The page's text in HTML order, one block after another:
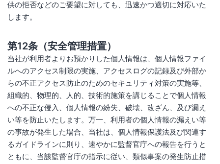
供の拒否などのご要望に対しても、迅速かつ適切に対応いた
します。
第12条（安全管理措置）
当社が利用者よりお預かりした個人情報は、個人情報ファイ
ルへのアクセス制限の実施、アクセスログの記録及び外部か
らの不正アクセス防止のためのセキュリティ対策の実施等、
組織的、物理的、人的、技術的施策を講じることで個人情報
への不正な侵入、個人情報の紛失、破壊、改ざん、及び漏え
い等を防止いたします。万一、利用者の個人情報の漏えい等
の事故が発生した場合、当社は、個人情報保護法及び関連す
るガイドラインに則り、速やかに監督官庁への報告を行うと
ともに、当該監督官庁の指示に従い、類似事案の発生防止措